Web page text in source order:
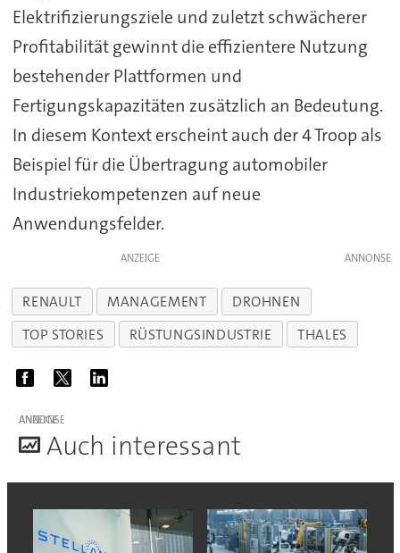
Elektrifizierungsziele und zuletzt schwächerer
Profitabilität gewinnt die effizientere Nutzung
bestehender Plattformen und
Fertigungskapazitäten zusätzlich an Bedeutung.
In diesem Kontext erscheint auch der 4 Troop als
Beispiel für die Übertragung automobiler
Industriekompetenzen auf neue
Anwendungsfelder.
ANZEIGE
RENAULT MANAGEMENT
DROHNEN
TOP STORIES
RÜSTUNGSINDUSTRIE THALES
ANZEIGE
Auch interessant